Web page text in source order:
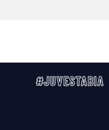
#JUVESTABIA